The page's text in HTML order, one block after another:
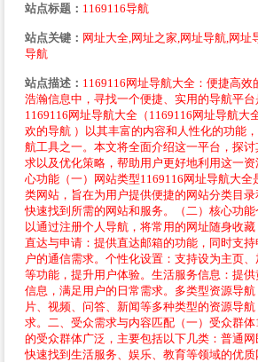
站点标题： 1169116导航
站点关键： 网址大全,网址之家,网址导航,网址
导航
站点描述： 1169116网址导航大全：便捷高效
浩瀚信息中，寻找一个便捷、实用的导航平台
1169116网址导航大全（1169116网址导航大
欢的导航 ）以其丰富的内容和人性化的功能
航工具之一。本文将全面介绍这一平台，探
求以及优化策略，帮助用户更好地利用这一
心功能（一）网站类型1169116网址导航大全
类网站，旨在为用户提供便捷的网站分类目
快速找到所需的网站和服务。（二）核心功
以通过注册个人导航，将常用的网址随身收
直达与申请：提供直达邮箱的功能，同时支
户的通信需求。个性化设置：支持设为主页
等功能，提升用户体验。生活服务信息：提
信息，满足用户的日常需求。多类型资源导
片、视频、问答、新闻等多种类型的资源导
求。二、受众需求与内容匹配（一）受众群
的受众群体广泛，主要包括以下几类：普通
快速找到生活服务、娱乐、教育等领域的优质